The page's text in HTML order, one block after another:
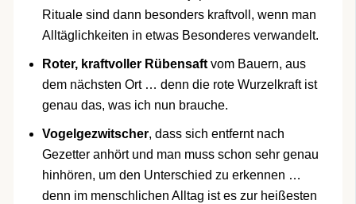
Rituale sind dann besonders kraftvoll, wenn man
Alltäglichkeiten in etwas Besonderes verwandelt.
Roter, kraftvoller Rübensaftvom Bauern, aus
dem nächsten Ort … denn die rote Wurzelkraft ist
genau das, was ich nun brauche.
Vogelgezwitscher, dass sich entfernt nach
Gezetter anhört und man muss schon sehr genau
hinhören, um den Unterschied zu erkennen …
denn im menschlichen Alltag ist es zur heißesten